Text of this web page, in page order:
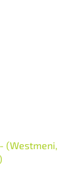
- (Westmeni,